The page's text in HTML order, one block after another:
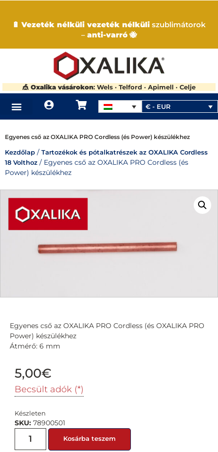
🔋 Vezeték nélküli vezeték nélküli szublimátorok
– anti-varró 🐝
🎪 Oxalika vásárokon: Wels · Telford · Apimell · Celje
€ - EUR
Egyenes cső az OXALIKA PRO Cordless (és Power) készülékhez
Kezdőlap / Tartozékok és pótalkatrészek az OXALIKA Cordless
18 Volthoz / Egyenes cső az OXALIKA PRO Cordless (és
Power) készülékhez
Egyenes cső az OXALIKA PRO Cordless (és OXALIKA PRO
Power) készülékhez
Átmérő: 6 mm
5,00€
Becsült adók (*)
Készleten
SKU: 78900501
Kosárba teszem